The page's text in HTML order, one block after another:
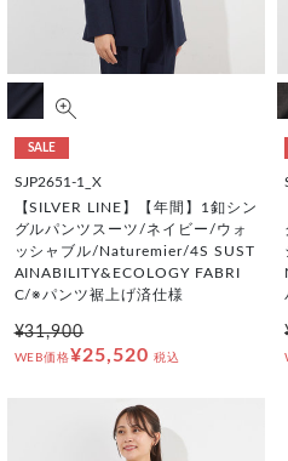
SALE
SJP2651-1_X
【SILVER LINE】【年間】1釦シン
グルパンツスーツ/ネイビー/ウォ
ッシャブル/Naturemier/4S SUST
AINABILITY&ECOLOGY FABRI
C/※パンツ裾上げ済仕様
¥31,900
WEB価格¥25,520 税込